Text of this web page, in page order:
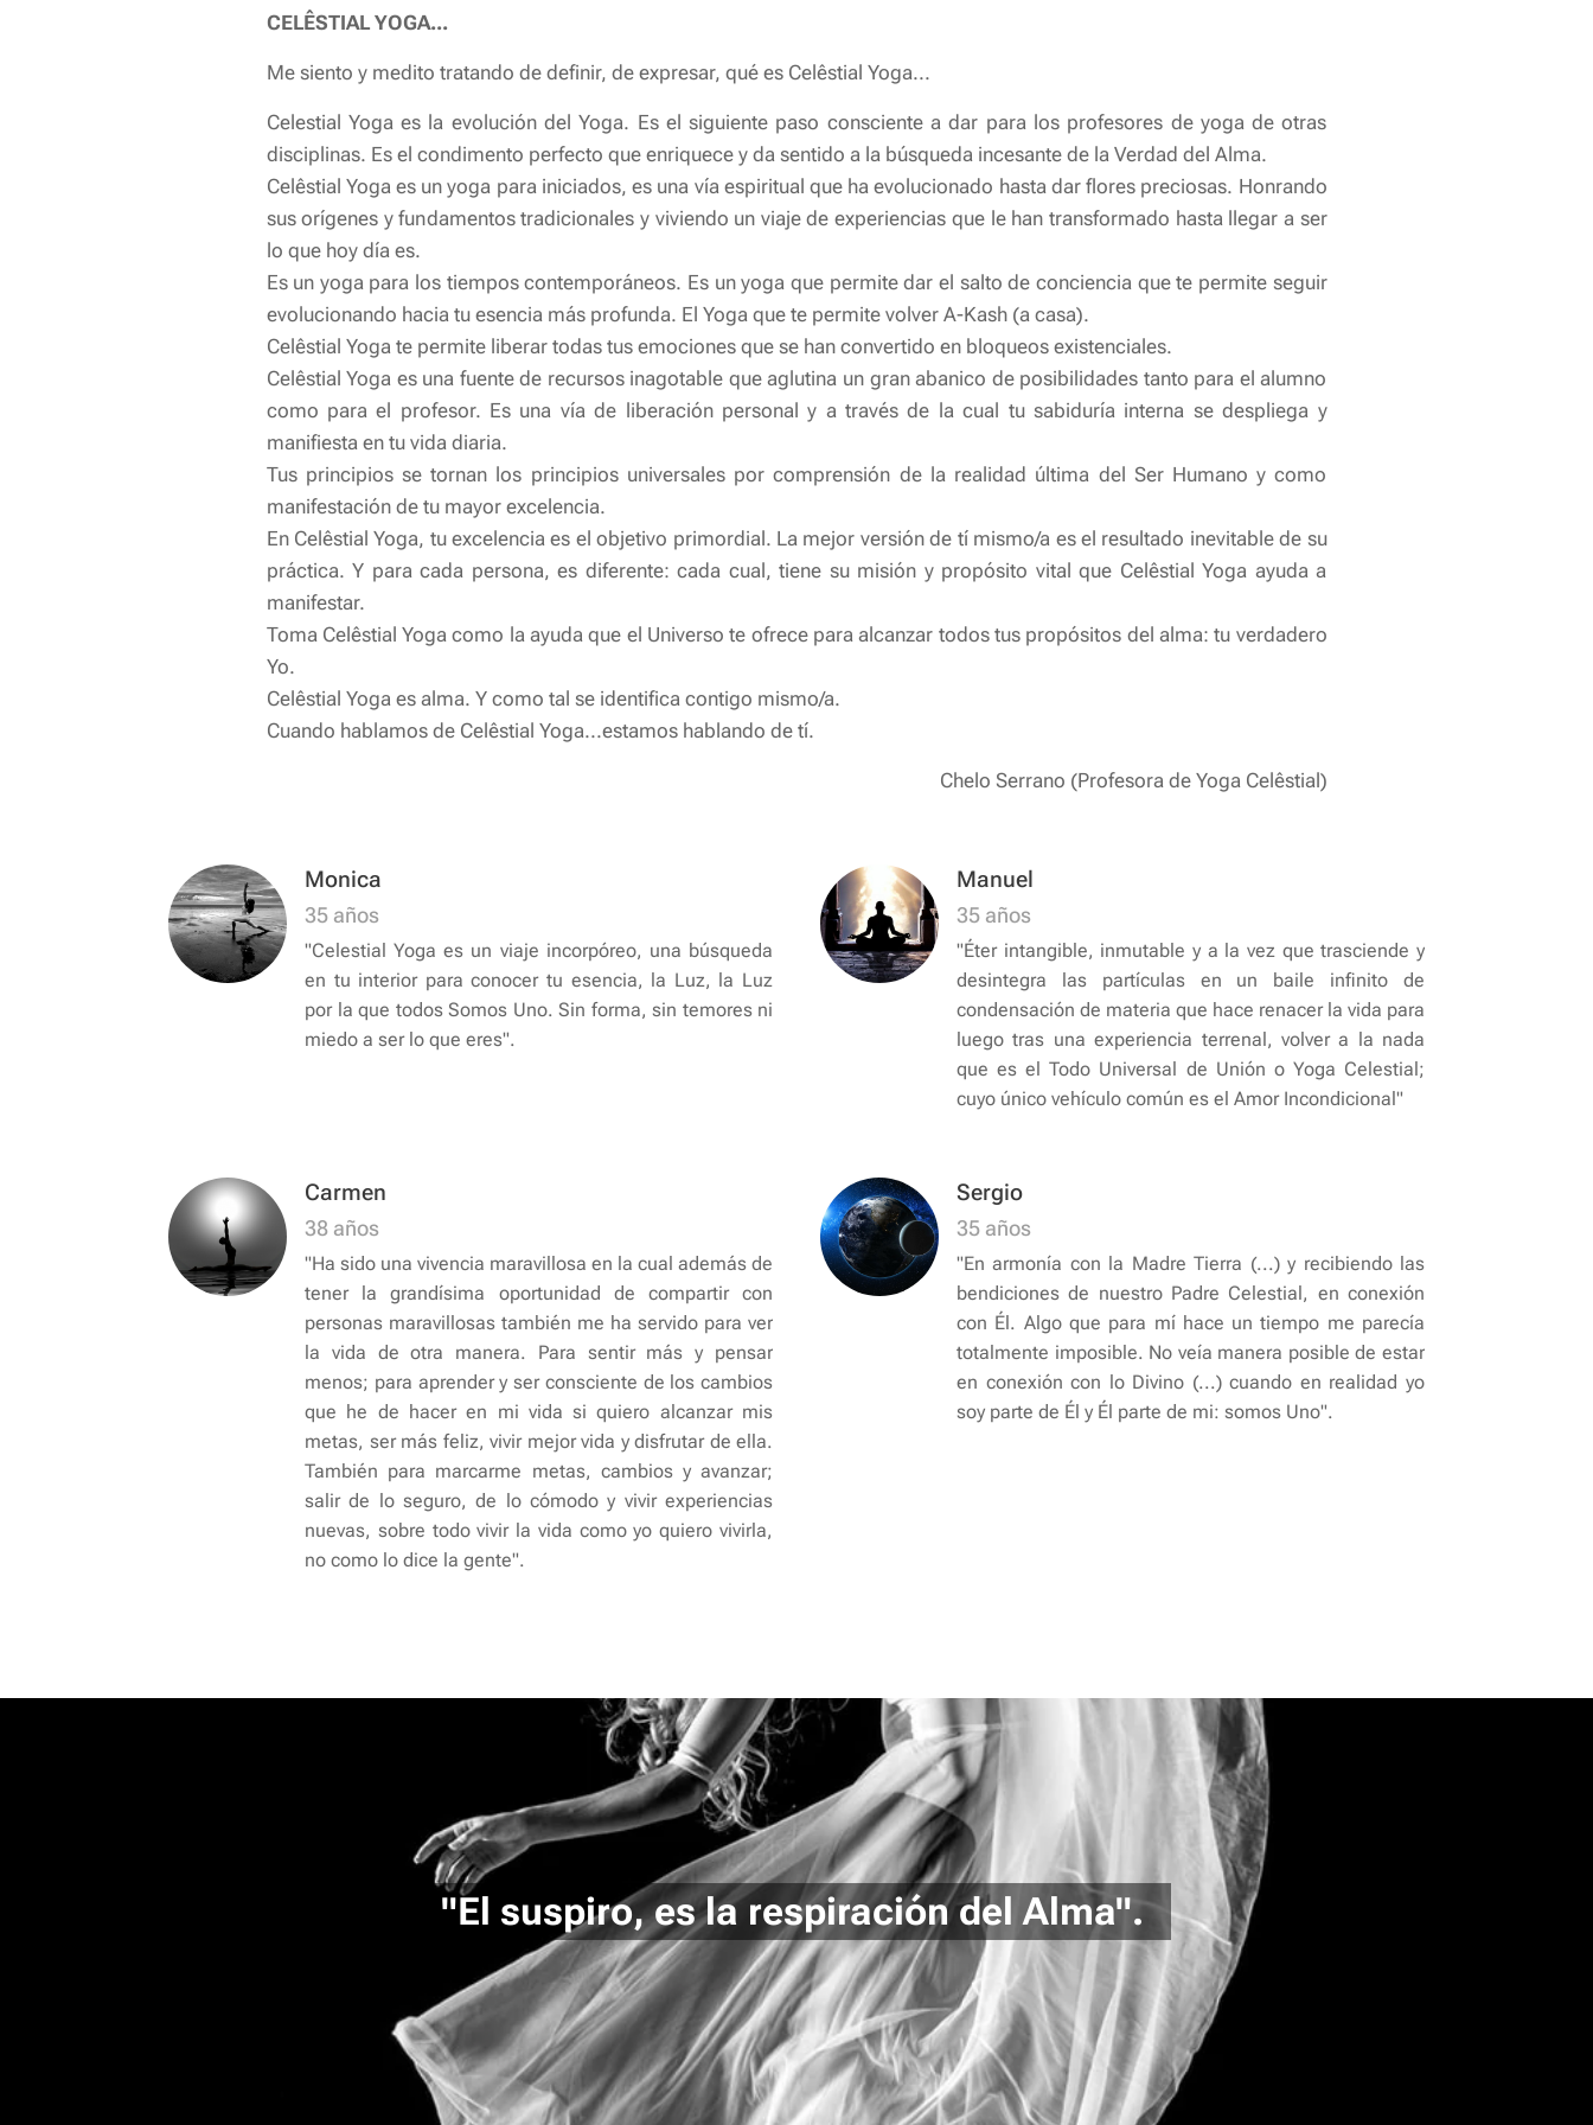
CELÊSTIAL YOGA...
Me siento y medito tratando de definir, de expresar, qué es Celêstial Yoga...
Celestial Yoga es la evolución del Yoga. Es el siguiente paso consciente a dar para los profesores de yoga de otras
disciplinas. Es el condimento perfecto que enriquece y da sentido a la búsqueda incesante de la Verdad del Alma.
Celêstial Yoga es un yoga para iniciados, es una vía espiritual que ha evolucionado hasta dar flores preciosas. Honrando
sus orígenes y fundamentos tradicionales y viviendo un viaje de experiencias que le han transformado hasta llegar a ser
lo que hoy día es.
Es un yoga para los tiempos contemporáneos. Es un yoga que permite dar el salto de conciencia que te permite seguir
evolucionando hacia tu esencia más profunda. El Yoga que te permite volver A-Kash (a casa).
Celêstial Yoga te permite liberar todas tus emociones que se han convertido en bloqueos existenciales.
Celêstial Yoga es una fuente de recursos inagotable que aglutina un gran abanico de posibilidades tanto para el alumno
como para el profesor. Es una vía de liberación personal y a través de la cual tu sabiduría interna se despliega y
manifiesta en tu vida diaria.
Tus principios se tornan los principios universales por comprensión de la realidad última del Ser Humano y como
manifestación de tu mayor excelencia.
En Celêstial Yoga, tu excelencia es el objetivo primordial. La mejor versión de tí mismo/a es el resultado inevitable de su
práctica. Y para cada persona, es diferente: cada cual, tiene su misión y propósito vital que Celêstial Yoga ayuda a
manifestar.
Toma Celêstial Yoga como la ayuda que el Universo te ofrece para alcanzar todos tus propósitos del alma: tu verdadero
Yo.
Celêstial Yoga es alma. Y como tal se identifica contigo mismo/a.
Cuando hablamos de Celêstial Yoga...estamos hablando de tí.
Chelo Serrano (Profesora de Yoga Celêstial)
Monica
35 años
"Celestial Yoga es un viaje incorpóreo, una búsqueda
en tu interior para conocer tu esencia, la Luz, la Luz
por la que todos Somos Uno. Sin forma, sin temores ni
miedo a ser lo que eres".
Manuel
35 años
"Éter intangible, inmutable y a la vez que trasciende y
desintegra las partículas en un baile infinito de
condensación de materia que hace renacer la vida para
luego tras una experiencia terrenal, volver a la nada
que es el Todo Universal de Unión o Yoga Celestial;
cuyo único vehículo común es el Amor Incondicional"
Carmen
38 años
"Ha sido una vivencia maravillosa en la cual además de
tener la grandísima oportunidad de compartir con
personas maravillosas también me ha servido para ver
la vida de otra manera. Para sentir más y pensar
menos; para aprender y ser consciente de los cambios
que he de hacer en mi vida si quiero alcanzar mis
metas, ser más feliz, vivir mejor vida y disfrutar de ella.
También para marcarme metas, cambios y avanzar;
salir de lo seguro, de lo cómodo y vivir experiencias
nuevas, sobre todo vivir la vida como yo quiero vivirla,
no como lo dice la gente".
Sergio
35 años
"En armonía con la Madre Tierra (...) y recibiendo las
bendiciones de nuestro Padre Celestial, en conexión
con Él. Algo que para mí hace un tiempo me parecía
totalmente imposible. No veía manera posible de estar
en conexión con lo Divino (...) cuando en realidad yo
soy parte de Él y Él parte de mi: somos Uno".
"El suspiro, es la respiración del Alma".